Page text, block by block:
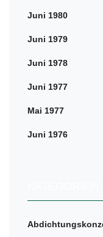
Juni 1980
Juni 1979
Juni 1978
Juni 1977
Mai 1977
Juni 1976